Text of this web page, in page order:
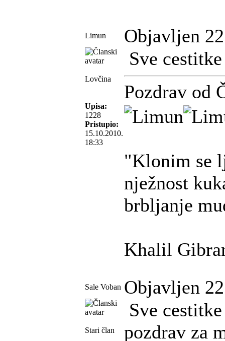
Limun Objavljen
Lovčina
Upisa:
1228
Pristupio:
15.10.2010.
18:33
Sve
Pozdrav od
"Klonim se
nježnost
brbljanje
Khalil
Sale Voban Objavljen
Stari član
Sve
pozdrav za